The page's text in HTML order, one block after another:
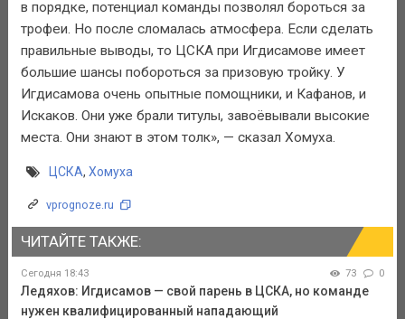
в порядке, потенциал команды позволял бороться за
трофеи. Но после сломалась атмосфера. Если сделать
правильные выводы, то ЦСКА при Игдисамове имеет
большие шансы побороться за призовую тройку. У
Игдисамова очень опытные помощники, и Кафанов, и
Искаков. Они уже брали титулы, завоёвывали высокие
места. Они знают в этом толк», — сказал Хомуха.
ЦСКА, Хомуха
vprognoze.ru
ЧИТАЙТЕ ТАКЖЕ:
Сегодня 18:43 73 0
Ледяхов: Игдисамов — свой парень в ЦСКА, но команде
нужен квалифицированный нападающий